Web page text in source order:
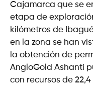
Cajamarca que se
etapa de
kilómetros de
en la zona se han
la obtención de
AngloGold Ashanti
con recursos de